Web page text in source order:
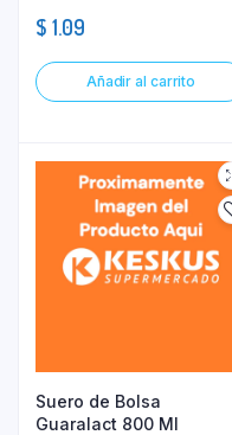
$ 1.09
Añadir al carrito
Suero de Bolsa
Guaralact 800 Ml